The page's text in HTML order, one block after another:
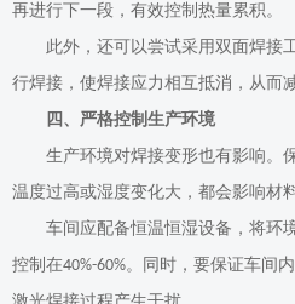
再进行下一段，有效控制热量累积。
此外，还可以尝试采用双面焊接
行焊接，使焊接应力相互抵消，从而
四、严格控制生产环境
生产环境对焊接变形也有影响。
温度过高或湿度变化大，都会影响材
车间应配备恒温恒湿设备，将环
控制在40%-60%。同时，要保证车间